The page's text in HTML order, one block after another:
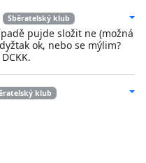
Sběratelský klub
pujde složit ne (možná
ok, nebo se mýlim?
klub